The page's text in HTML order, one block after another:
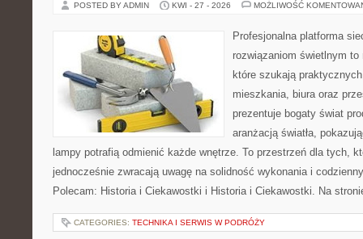
POSTED BY ADMIN KWI - 27 - 2026 MOŻLIWOŚĆ
Profesjonalna platforma
rozwiązaniom świetlnym
które szukają
mieszkania, biura oraz
prezentuje bogaty świat
aranżacją światła,
lampy potrafią odmienić każde wnętrze. To przestrzeń dla tych,
jednocześnie zwracają uwagę na solidność wykonania i
Polecam: Historia i Ciekawostki i Historia i Ciekawostki. Na
CATEGORIES: TECHNIKA I SERWIS W PODRÓŻY